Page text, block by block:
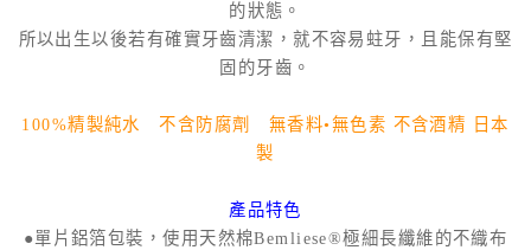
的狀態。
所以出生以後若有確實牙齒清潔，就不容易蛀牙，且能保有堅
固的牙齒。
100%精製純水 不含防腐劑 無香料•無色素 不含酒精 日本
製
產品特色
●單片鋁箔包裝，使用天然棉Bemliese®極細長纖維的不織布